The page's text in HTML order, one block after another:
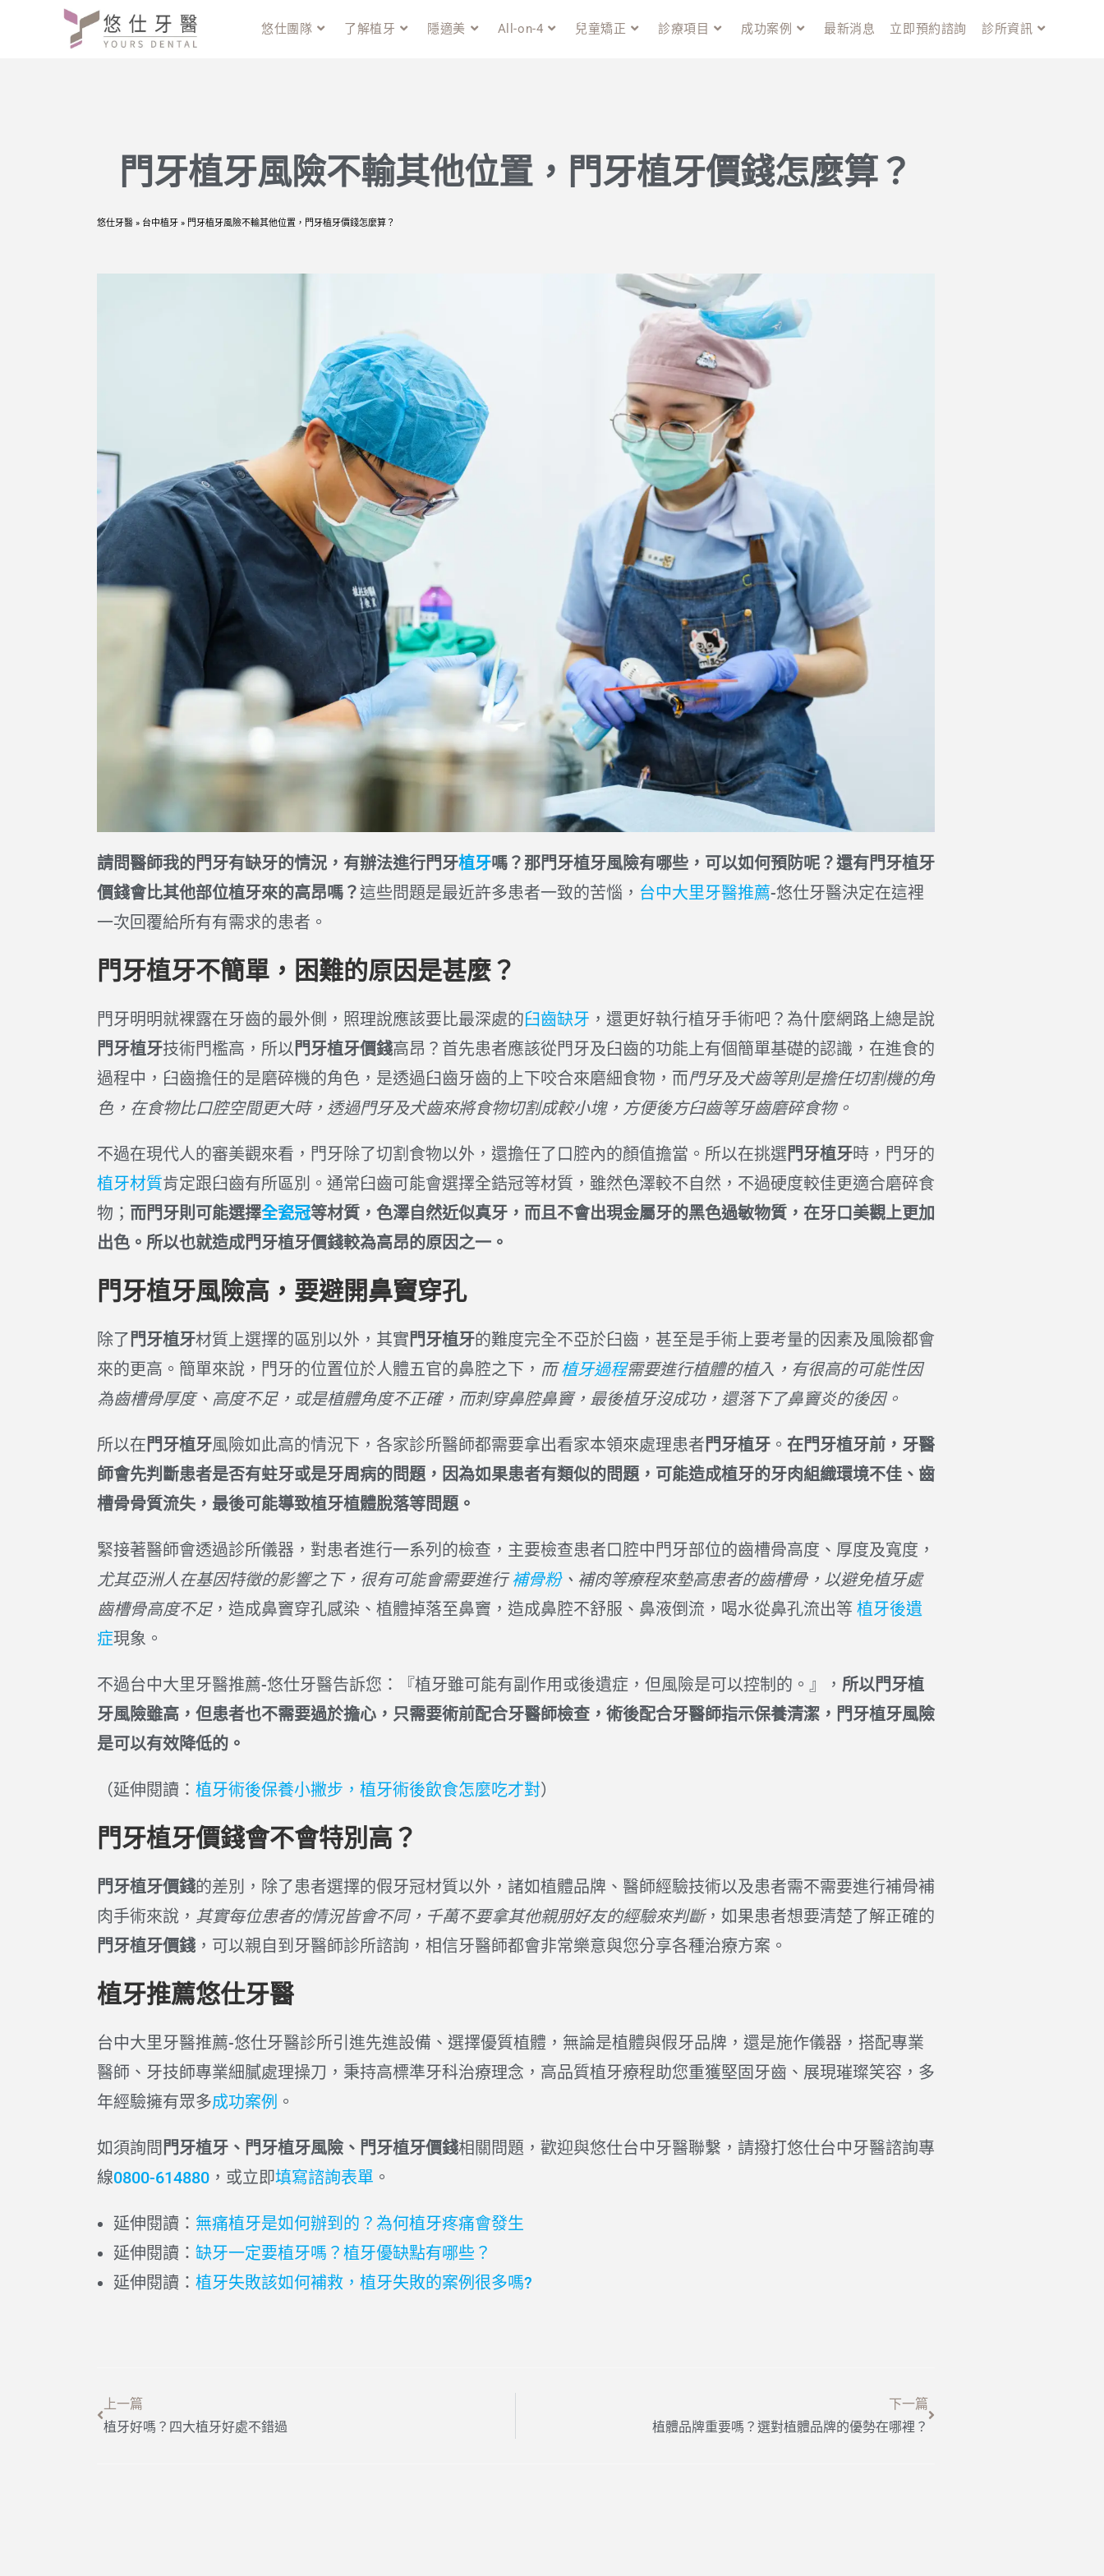
悠仕團隊 了解植牙 隱適美 All-on-4 兒童矯正 診療項目 成功案例 最新消息 立即預約諮詢 診所資訊
門牙植牙風險不輸其他位置，門牙植牙價錢怎麼算？
悠仕牙醫 » 台中植牙 » 門牙植牙風險不輸其他位置，門牙植牙價錢怎麼算？
請問醫師我的門牙有缺牙的情況，有辦法進行門牙植牙嗎？那門牙植牙風險有哪些，可以如何預防呢？還有門牙植牙
價錢會比其他部位植牙來的高昂嗎？ 這些問題是最近許多患者一致的苦惱， 台中大里牙醫推薦-悠仕牙醫決定在這裡
一次回覆給所有有需求的患者。
門牙植牙不簡單，困難的原因是甚麼？
門牙明明就裸露在牙齒的最外側，照理說應該要比最深處的臼齒缺牙 ，還更好執行植牙手術吧？為什麼網路上總是說
門牙植牙技術門檻高，所以 門牙植牙價錢高昂？首先患者應該從門牙及臼齒的功能上有個簡單基礎的認識，在進食的
過程中，臼齒擔任的是磨碎機的角色，是透過臼齒牙齒的上下咬合來磨細食物，而門牙及犬齒等則是擔任切割機的角
色，在食物比口腔空間更大時，透過門牙及犬齒來將食物切割成較小塊，方便後方臼齒等牙齒磨碎食物。
不過在現代人的審美觀來看，門牙除了切割食物以外，還擔任了口腔內的顏值擔當。所以在挑選 門牙植牙時，門牙的
植牙材質肯定跟臼齒有所區別。通常臼齒可能會選擇全鋯冠等材質，雖然色澤較不自然，不過硬度較佳更適合磨碎食
物； 而門牙則可能選擇全瓷冠等材質，色澤自然近似真牙，而且不會出現金屬牙的黑色過敏物質，在牙口美觀上更加
出色。所以也就造成門牙植牙價錢較為高昂的原因之一。
門牙植牙風險高，要避開鼻竇穿孔
除了 門牙植牙材質上選擇的區別以外，其實 門牙植牙的難度完全不亞於臼齒，甚至是手術上要考量的因素及風險都會
來的更高。簡單來說，門牙的位置位於人體五官的鼻腔之下， 而植牙過程需要進行植體的植入，有很高的可能性因
為齒槽骨厚度、高度不足，或是植體角度不正確，而刺穿鼻腔鼻竇，最後植牙沒成功，還落下了鼻竇炎的後因。
所以在 門牙植牙風險如此高的情況下，各家診所醫師都需要拿出看家本領來處理患者 門牙植牙。 在門牙植牙前，牙醫
師會先判斷患者是否有蛀牙或是牙周病的問題，因為如果患者有類似的問題，可能造成植牙的牙肉組織環境不佳、齒
槽骨骨質流失，最後可能導致植牙植體脫落等問題。
緊接著醫師會透過診所儀器，對患者進行一系列的檢查，主要檢查患者口腔中門牙部位的齒槽骨高度、厚度及寬度，
尤其亞洲人在基因特徵的影響之下，很有可能會需要進行補骨粉、補肉等療程來墊高患者的齒槽骨，以避免植牙處
齒槽骨高度不足，造成鼻竇穿孔感染、植體掉落至鼻竇，造成鼻腔不舒服、鼻液倒流，喝水從鼻孔流出等 植牙後遺
症現象。
不過台中大里牙醫推薦-悠仕牙醫告訴您：『植牙雖可能有副作用或後遺症，但風險是可以控制的。』， 所以門牙植
牙風險雖高，但患者也不需要過於擔心，只需要術前配合牙醫師檢查，術後配合牙醫師指示保養清潔，門牙植牙風險
是可以有效降低的。
（延伸閱讀： 植牙術後保養小撇步，植牙術後飲食怎麼吃才對）
門牙植牙價錢會不會特別高？
門牙植牙價錢的差別，除了患者選擇的假牙冠材質以外，諸如植體品牌、醫師經驗技術以及患者需不需要進行補骨補
肉手術來說， 其實每位患者的情況皆會不同，千萬不要拿其他親朋好友的經驗來判斷，如果患者想要清楚了解正確的
門牙植牙價錢，可以親自到牙醫師診所諮詢，相信牙醫師都會非常樂意與您分享各種治療方案。
植牙推薦悠仕牙醫
台中大里牙醫推薦-悠仕牙醫診所引進先進設備、選擇優質植體，無論是植體與假牙品牌，還是施作儀器，搭配專業
醫師、牙技師專業細膩處理操刀，秉持高標準牙科治療理念，高品質植牙療程助您重獲堅固牙齒、展現璀璨笑容，多
年經驗擁有眾多成功案例 。
如須詢問 門牙植牙、門牙植牙風險、門牙植牙價錢相關問題，歡迎與悠仕台中牙醫聯繫，請撥打悠仕台中牙醫諮詢專
線0800-614880，或立即填寫諮詢表單 。
延伸閱讀： 無痛植牙是如何辦到的？為何植牙疼痛會發生
延伸閱讀： 缺牙一定要植牙嗎？植牙優缺點有哪些？
延伸閱讀： 植牙失敗該如何補救，植牙失敗的案例很多嗎?
上一篇
植牙好嗎？四大植牙好處不錯過
下一篇
植體品牌重要嗎？選對植體品牌的優勢在哪裡？